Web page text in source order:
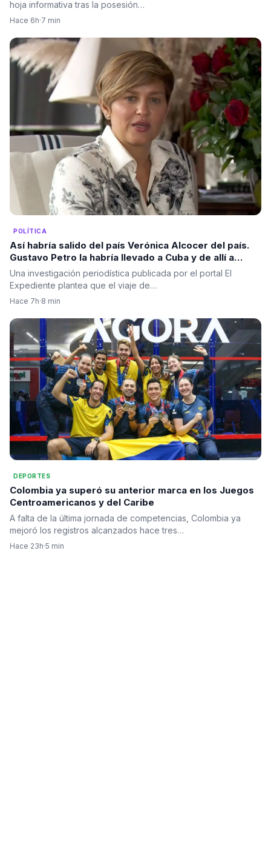
hoja informativa tras la posesión…
Hace 6h·7 min
POLÍTICA
Así habría salido del país Verónica Alcocer del país.
Gustavo Petro la habría llevado a Cuba y de allí a
Suecia
Una investigación periodística publicada por el portal El
Expediente plantea que el viaje de…
Hace 7h·8 min
DEPORTES
Colombia ya superó su anterior marca en los Juegos
Centroamericanos y del Caribe
A falta de la última jornada de competencias, Colombia ya
mejoró los registros alcanzados hace tres…
Hace 23h·5 min